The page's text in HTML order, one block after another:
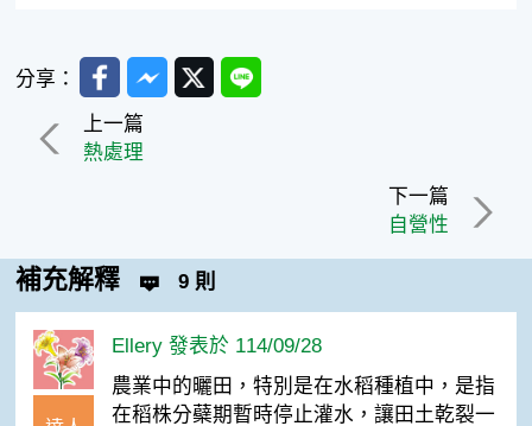
分享： FacebookMessenger
TwitterLine
上一篇
熱處理
下一篇
自營性
補充解釋 9 則
Ellery 發表於 114/09/28
農業中的曬田，特別是在水稻種植中，是指
在稻株分蘗期暫時停止灌水，讓田土乾裂一